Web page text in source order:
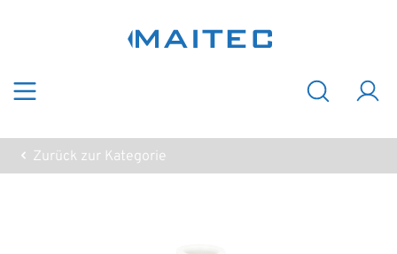
Zurück zur Kategorie